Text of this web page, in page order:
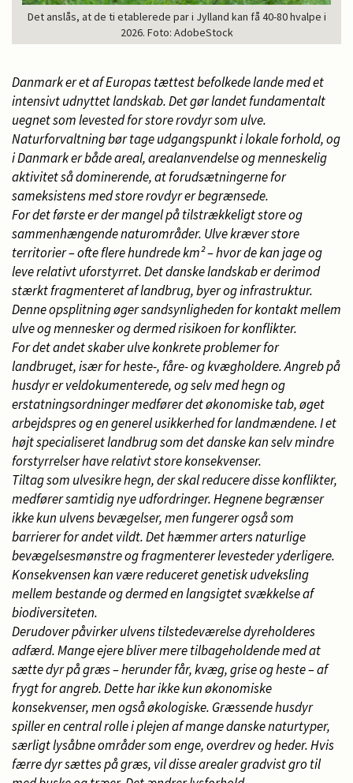
Det anslås, at de ti etablerede par i Jylland kan få 40-80 hvalpe i
2026. Foto: AdobeStock
Danmark er et af Europas tættest befolkede lande med et
intensivt udnyttet landskab. Det gør landet fundamentalt
uegnet som levested for store rovdyr som ulve.
Naturforvaltning bør tage udgangspunkt i lokale forhold, og
i Danmark er både areal, arealanvendelse og menneskelig
aktivitet så dominerende, at forudsætningerne for
sameksistens med store rovdyr er begrænsede.
For det første er der mangel på tilstrækkeligt store og
sammenhængende naturområder. Ulve kræver store
territorier – ofte flere hundrede km² – hvor de kan jage og
leve relativt uforstyrret. Det danske landskab er derimod
stærkt fragmenteret af landbrug, byer og infrastruktur.
Denne opsplitning øger sandsynligheden for kontakt mellem
ulve og mennesker og dermed risikoen for konflikter.
For det andet skaber ulve konkrete problemer for
landbruget, især for heste-, fåre- og kvægholdere. Angreb på
husdyr er veldokumenterede, og selv med hegn og
erstatningsordninger medfører det økonomiske tab, øget
arbejdspres og en generel usikkerhed for landmændene. I et
højt specialiseret landbrug som det danske kan selv mindre
forstyrrelser have relativt store konsekvenser.
Tiltag som ulvesikre hegn, der skal reducere disse konflikter,
medfører samtidig nye udfordringer. Hegnene begrænser
ikke kun ulvens bevægelser, men fungerer også som
barrierer for andet vildt. Det hæmmer arters naturlige
bevægelsesmønstre og fragmenterer levesteder yderligere.
Konsekvensen kan være reduceret genetisk udveksling
mellem bestande og dermed en langsigtet svækkelse af
biodiversiteten.
Derudover påvirker ulvens tilstedeværelse dyreholderes
adfærd. Mange ejere bliver mere tilbageholdende med at
sætte dyr på græs – herunder får, kvæg, grise og heste – af
frygt for angreb. Dette har ikke kun økonomiske
konsekvenser, men også økologiske. Græssende husdyr
spiller en central rolle i plejen af mange danske naturtyper,
særligt lysåbne områder som enge, overdrev og heder. Hvis
færre dyr sættes på græs, vil disse arealer gradvist gro til